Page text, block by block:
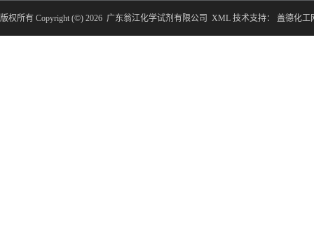
版权所有 Copyright (©) 2026 广东翁江化学试剂有限公司 XML 技术支持： 盖德化工